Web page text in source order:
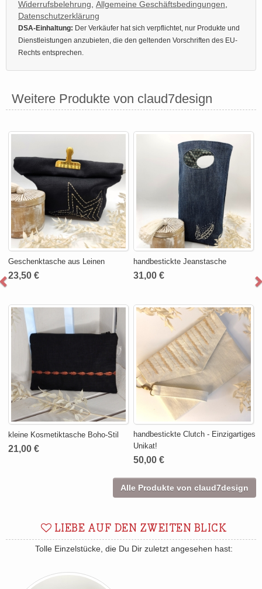
Widerrufsbelehrung Allgemeine Geschäftsbedingungen
Datenschutzerklärung
DSA-Einhaltung: Der Verkäufer hat sich verpflichtet, nur Produkte und
Dienstleistungen anzubieten, die den geltenden Vorschriften des EU-
Rechts entsprechen.
Weitere Produkte von claud7design
Geschenktasche aus Leinen
23,50 €
handbestickte Jeanstasche
31,00 €
kleine Kosmetiktasche Boho-Stil
21,00 €
handbestickte Clutch - Einzigartiges
Unikat!
50,00 €
Alle Produkte von claud7design
LIEBE AUF DEN ZWEITEN BLICK
Tolle Einzelstücke, die Du Dir zuletzt angesehen hast: